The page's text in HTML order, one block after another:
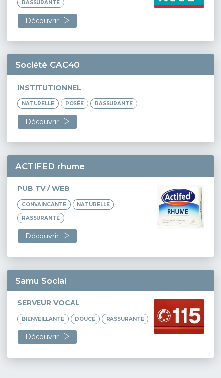
RASSURANTE
Découvrir
Société CAC40
INSTITUTIONNEL
NATURELLE POSÉE RASSURANTE
Découvrir
ACTIFED rhume
PUB TV / WEB
CONVAINCANTE NATURELLE
RASSURANTE
Découvrir
Samu Social
SERVEUR VOCAL
BIENVEILLANTE DOUCE RASSURANTE
Découvrir